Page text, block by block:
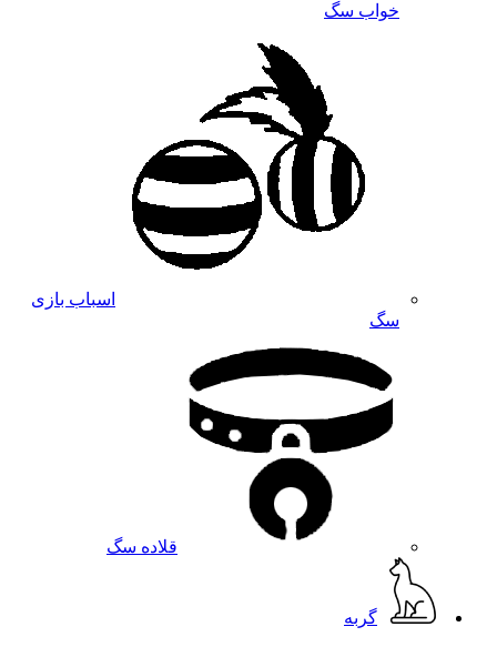
خواب سگ
اسباب بازی
سگ
قلاده سگ
گربه